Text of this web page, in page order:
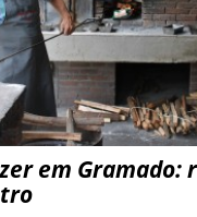
em Gramado: